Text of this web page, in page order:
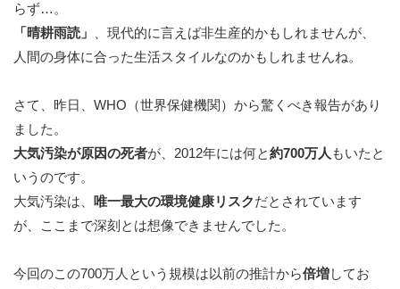
らず…。
「晴耕雨読」
、現代的に言えば非生産的かもしれませんが、
人間の身体に合った生活スタイルなのかもしれませんね。
さて、昨日、WHO（世界保健機関）から驚くべき報告があり
ました。
大気汚染が原因の死者が、2012年には何と約700万人 もいたと
いうのです。
大気汚染は、 唯一最大の環境健康リスクだとされています
が、ここまで深刻とは想像できませんでした。
今回のこの700万人という規模は以前の推計から倍増してお